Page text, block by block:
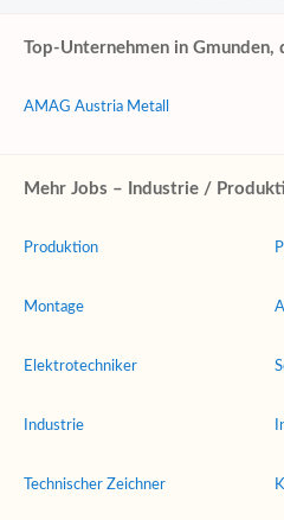
Top-Unternehmen in Gmunden,
AMAG Austria Metall
Mehr Jobs – Industrie /
Produktion
Montage
Elektrotechniker
Industrie
Technischer Zeichner